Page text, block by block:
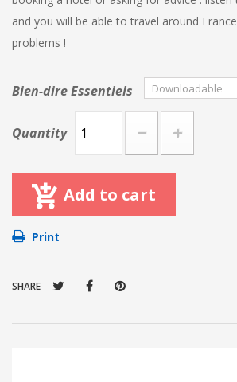
and you will be able to travel around
problems !
Bien-dire Essentiels
Quantity
Add to cart
Print
SHARE